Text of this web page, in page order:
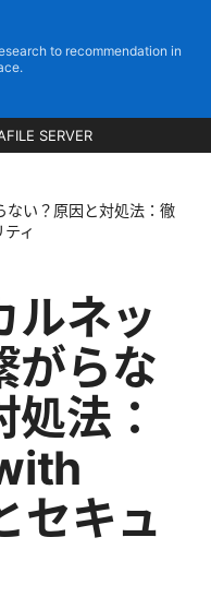
to recommendation in
SERVER
い？原因と対処法：徹
ィ
ルネッ
がらな
法：
セキュ